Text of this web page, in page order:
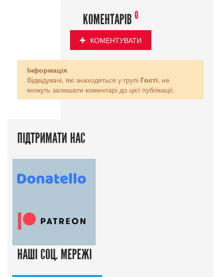
КОМЕНТАРІВ 0
КОМЕНТУВАТИ
Інформація
Відвідувачі, які знаходяться у групі Гості, не
можуть залишати коментарі до цієї публікації.
ПІДТРИМАТИ НАС
НАШІ СОЦ. МЕРЕЖІ